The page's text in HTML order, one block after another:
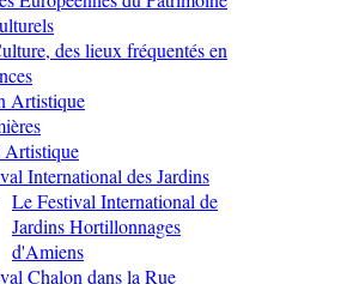
des lieux fréquentés en
Artistique
Artistique
International des Jardins
Le Festival International de
Jardins Hortillonnages
d'Amiens
Chalon dans la Rue